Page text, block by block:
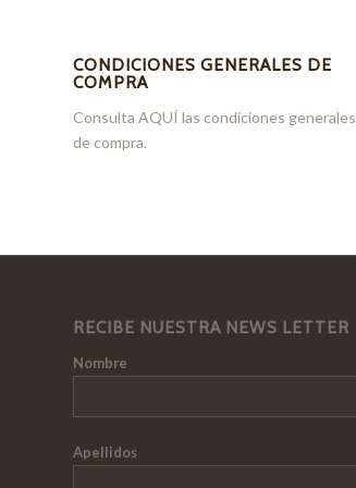
CONDICIONES GENERALES DE
COMPRA
Consulta AQUÍlas condiciones generales
de compra.
RECIBE NUESTRA NEWS LETTER
Nombre
Apellidos